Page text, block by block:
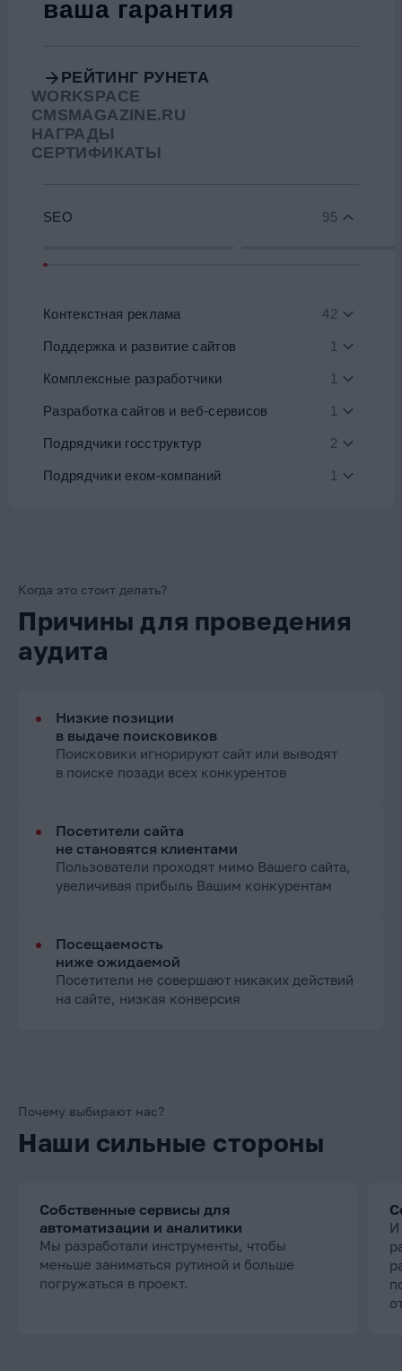
ваша гарантия
РЕЙТИНГ РУНЕТА
WORKSPACE
CMSMAGAZINE.RU
НАГРАДЫ
СЕРТИФИКАТЫ
SEO 95
Контекстная реклама 42
Поддержка и развитие сайтов 1
Комплексные разработчики 1
Разработка сайтов и веб-сервисов 1
Подрядчики госструктур 2
Подрядчики еком-компаний 1
Когда это стоит делать?
Причины для проведения
аудита
Низкие позиции
в выдаче поисковиков
Поисковики игнорируют сайт или выводят
в поиске позади всех конкурентов
Посетители сайта
не становятся клиентами
Пользователи проходят мимо Вашего сайта,
увеличивая прибыль Вашим конкурентам
Посещаемость
ниже ожидаемой
Посетители не совершают никаких действий
на сайте, низкая конверсия
Почему выбирают нас?
Наши сильные стороны
Собственные сервисы для
автоматизации и аналитики
Мы разработали инструменты, чтобы
меньше заниматься рутиной и больше
погружаться в проект.
И